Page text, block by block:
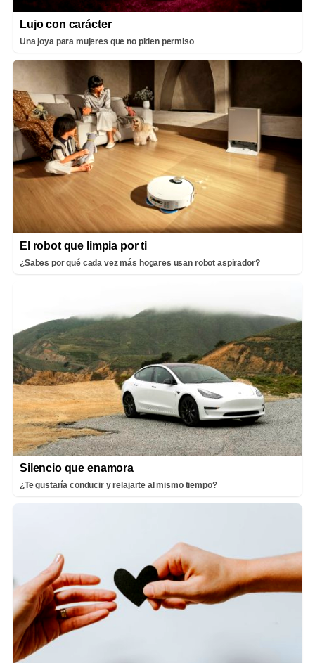
Lujo con carácter
Una joya para mujeres que no piden permiso
El robot que limpia por ti
¿Sabes por qué cada vez más hogares usan robot aspirador?
Silencio que enamora
¿Te gustaría conducir y relajarte al mismo tiempo?